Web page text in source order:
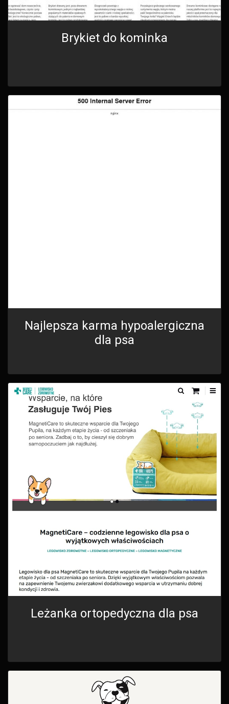
Brykiet do kominka
Najlepsza karma hypoalergiczna
dla psa
Leżanka ortopedyczna dla psa